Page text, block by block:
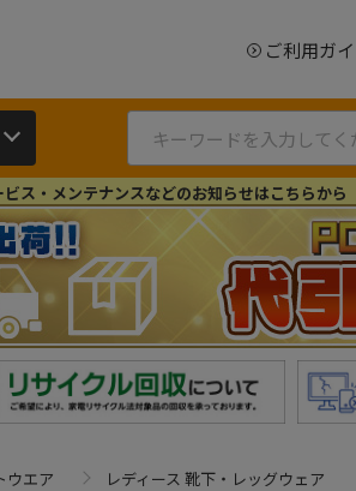
ご利用ガ
ス・メンテナンスなどのお知らせはこちらから
ウエア レディース 靴下・レッグウェア